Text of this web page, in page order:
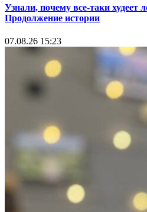
Узнали, почему все-таки худеет
Продолжение истории
07.08.26 15:23